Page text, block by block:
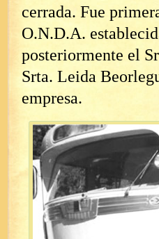
cerrada. Fue
O.N.D.A.
posteriormente el
Srta. Leida
empresa.